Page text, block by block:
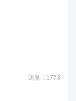
浏览：1773